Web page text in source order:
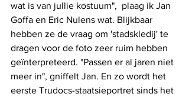
wat is van jullie kostuum",  plaag ik Jan
Goffa en Eric Nulens wat. Blijkbaar
hebben ze de vraag om 'stadskledij' te
dragen voor de foto zeer ruim hebben
geïnterpreteerd. "Passen er al jaren niet
meer in", gniffelt Jan. En zo wordt het
eerste Trudocs-staatsieportret sinds het